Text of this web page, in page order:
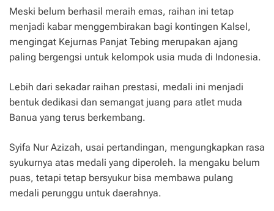
Meski belum berhasil meraih emas, raihan ini tetap
menjadi kabar menggembirakan bagi kontingen Kalsel,
mengingat Kejurnas Panjat Tebing merupakan ajang
paling bergengsi untuk kelompok usia muda di Indonesia.
Lebih dari sekadar raihan prestasi, medali ini menjadi
bentuk dedikasi dan semangat juang para atlet muda
Banua yang terus berkembang.
Syifa Nur Azizah, usai pertandingan, mengungkapkan rasa
syukurnya atas medali yang diperoleh. Ia mengaku belum
puas, tetapi tetap bersyukur bisa membawa pulang
medali perunggu untuk daerahnya.